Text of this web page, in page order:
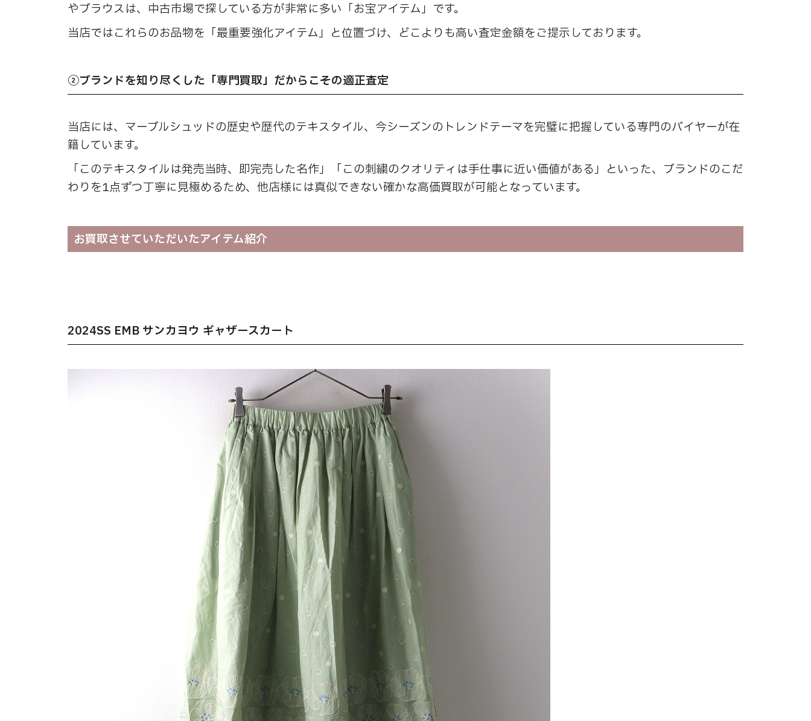
やブラウスは、中古市場で探している方が非常に多い「お宝アイテム」です。
当店ではこれらのお品物を「最重要強化アイテム」と位置づけ、どこよりも高い査定金額をご提示しております。
②ブランドを知り尽くした「専門買取」だからこその適正査定
当店には、マーブルシュッドの歴史や歴代のテキスタイル、今シーズンのトレンドテーマを完璧に把握している専門のバイヤーが在
籍しています。
「このテキスタイルは発売当時、即完売した名作」「この刺繍のクオリティは手仕事に近い価値がある」といった、ブランドのこだ
わりを1点ずつ丁寧に見極めるため、他店様には真似できない確かな高価買取が可能となっています。
お買取させていただいたアイテム紹介
2024SS EMB サンカヨウ ギャザースカート